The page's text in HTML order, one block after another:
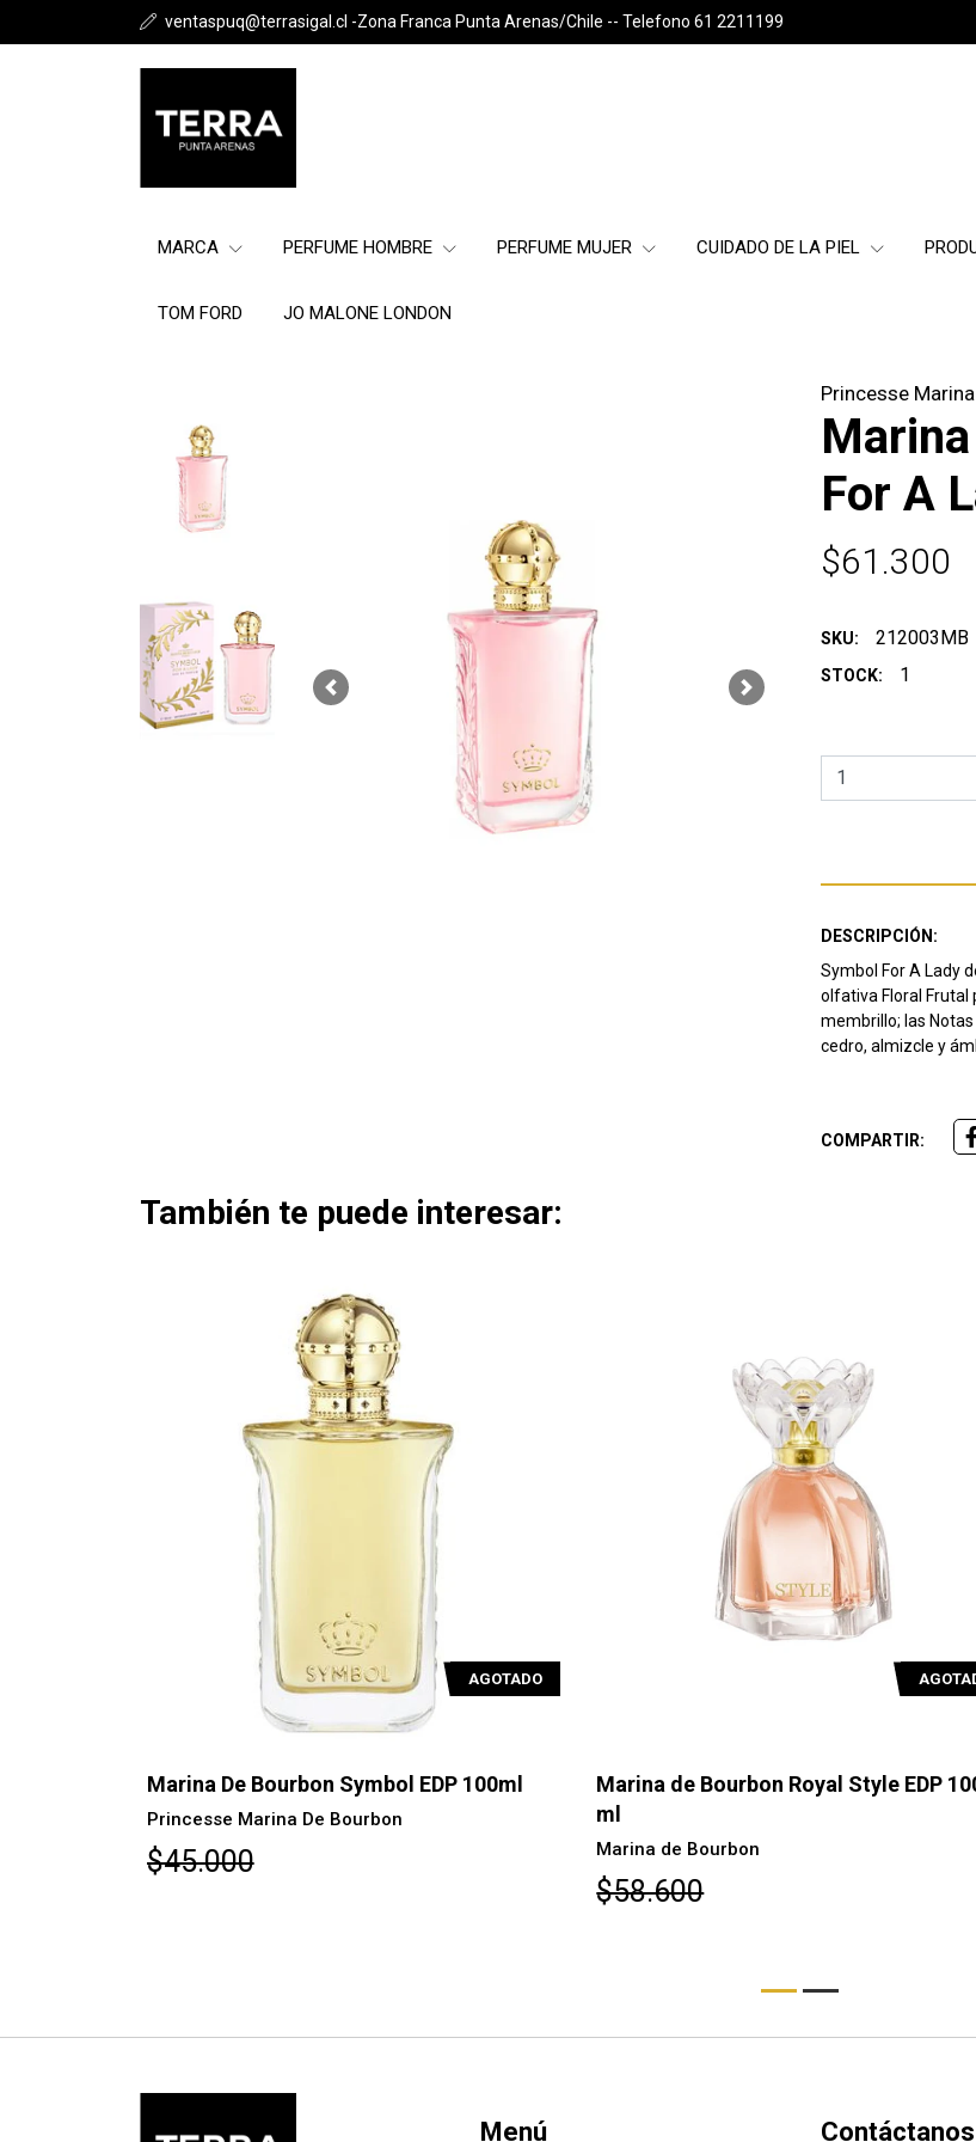
ventaspuq@terrasigal.cl -Zona Franca Punta Arenas/Chile -- Telefono 61 2211199
MARCA PERFUME HOMBRE PERFUME MUJER CUIDADO DE LA PIEL
TOM FORD JO MALONE LONDON
Previous Next
Princesse
For A
$61.300
SKU: 212003MB
STOCK: 1
DESCRIPCIÓN:
Symbol For A Lady
olfativa Floral Frutal
membrillo; las
cedro, almizcle y
COMPARTIR:
También te puede interesar:
AGOTADO
Marina De Bourbon Symbol EDP 100ml
Princesse Marina De Bourbon
$45.000
Marina de Bourbon Royal Style EDP
ml
Marina de Bourbon
$58.600
Menú Contáctanos